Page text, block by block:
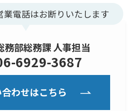
業電話はお断りいたします
務部総務課 人事担当
6929-3687
わせはこちら